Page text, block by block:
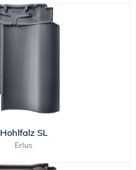
Hohlfalz SL
Erlus